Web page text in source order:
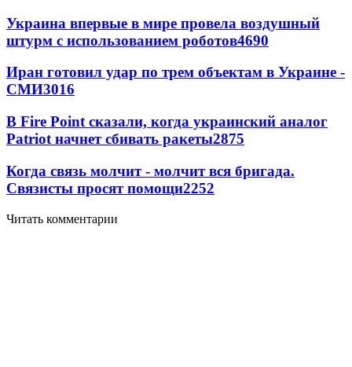
Украина впервые в мире провела воздушный
штурм с использованием роботов4690
Иран готовил удар по трем объектам в Украине -
СМИ3016
В Fire Point сказали, когда украинский аналог
Patriot начнет сбивать ракеты2875
Когда связь молчит - молчит вся бригада.
Связисты просят помощи2252
Читать комментарии